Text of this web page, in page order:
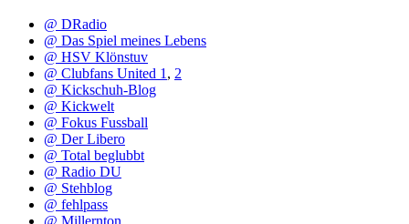
@ DRadio
@ Das Spiel meines Lebens
@ HSV Klönstuv
@ Clubfans United 1 , 2
@ Kickschuh-Blog
@ Kickwelt
@ Fokus Fussball
@ Der Libero
@ Total beglubbt
@ Radio DU
@ Stehblog
@ fehlpass
@ Millernton